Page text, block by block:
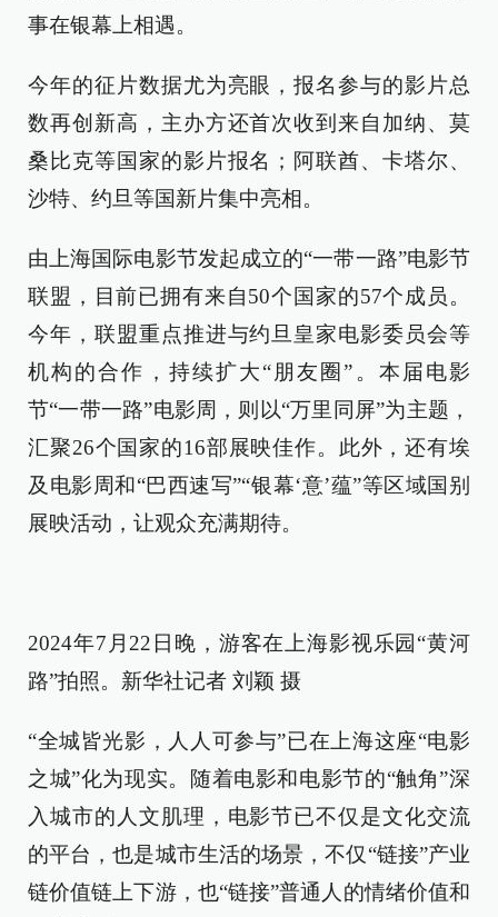
事在银幕上相遇。
今年的征片数据尤为亮眼，报名参与的影片总
数再创新高，主办方还首次收到来自加纳、莫
桑比克等国家的影片报名；阿联酋、卡塔尔、
沙特、约旦等国新片集中亮相。
由上海国际电影节发起成立的“一带一路”电影节
联盟，目前已拥有来自50个国家的57个成员。
今年，联盟重点推进与约旦皇家电影委员会等
机构的合作，持续扩大“朋友圈”。本届电影
节“一带一路”电影周，则以“万里同屏”为主题，
汇聚26个国家的16部展映佳作。此外，还有埃
及电影周和“巴西速写”“银幕‘意’蕴”等区域国别
展映活动，让观众充满期待。
2024年7月22日晚，游客在上海影视乐园“黄河
路”拍照。新华社记者 刘颖 摄
“全城皆光影，人人可参与”已在上海这座“电影
之城”化为现实。随着电影和电影节的“触角”深
入城市的人文肌理，电影节已不仅是文化交流
的平台，也是城市生活的场景，不仅“链接”产业
链价值链上下游，也“链接”普通人的情绪价值和